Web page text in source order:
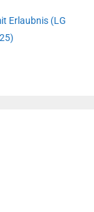
Erlaubnis (LG